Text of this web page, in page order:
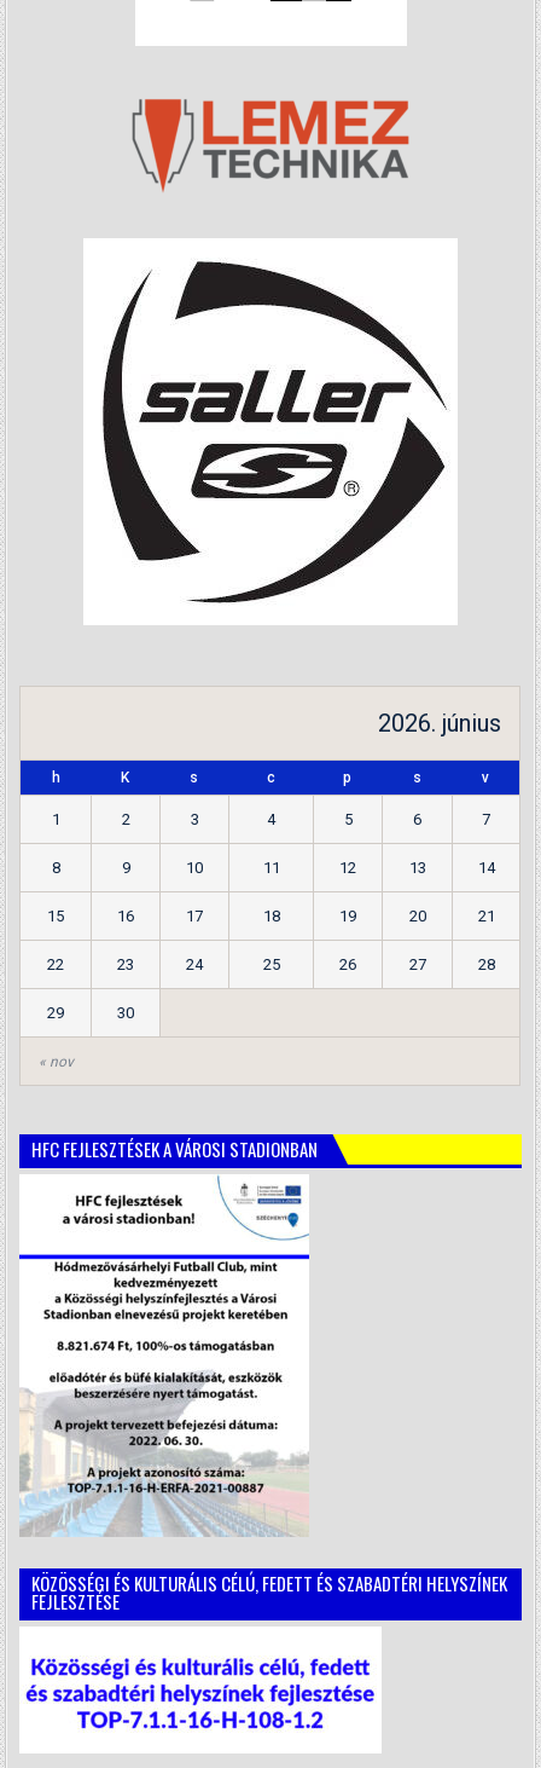
2026. június
h K s c p s v
« nov
1 2 3 4 5 6 7
8 9 10 11 12 13 14
15 16 17 18 19 20 21
22 23 24 25 26 27 28
29 30
HFC FEJLESZTÉSEK A VÁROSI STADIONBAN
KÖZÖSSÉGI ÉS KULTURÁLIS CÉLÚ, FEDETT ÉS SZABADTÉRI HELYSZÍNEK
FEJLESZTÉSE